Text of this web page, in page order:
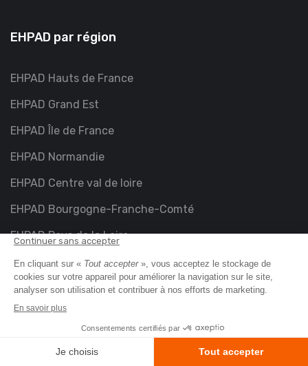
EHPAD par région
EHPAD Hauts de France
EHPAD Grand Est
EHPAD Île de France
EHPAD Normandie
EHPAD Centre val de loire
EHPAD Bourgogne-Franche-Comté
EHPAD Pays de la Loire
EHPAD Bretagne
EHPAD Auvergne-Rhône-Alpes
EHPAD Nouvelle-Aquitaine
EHPAD Provence-Alpes-Côte d'Azur